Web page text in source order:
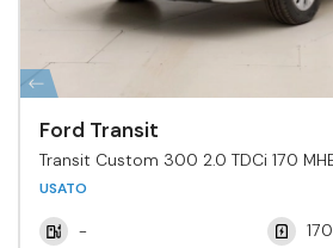
Ford Transit
Transit Custom 300 2.0 TDCi 170
USATO
-